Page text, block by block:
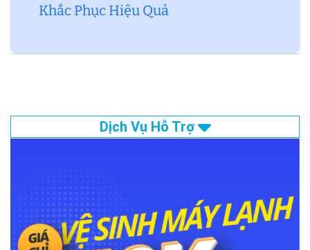
Khắc Phục Hiệu Quả
Dịch Vụ Hỗ Trợ